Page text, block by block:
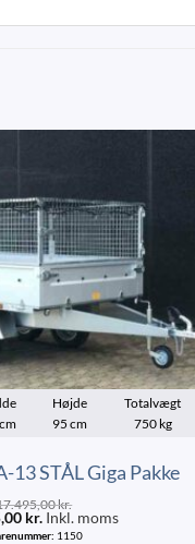
Højde
95 cm
Totalvægt
750 kg
13 STÅL Giga Pakke
kr.
kr.Inkl. moms
1150